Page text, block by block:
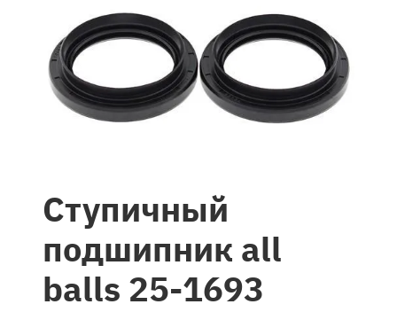
Ступичный
подшипник all
balls 25-1693